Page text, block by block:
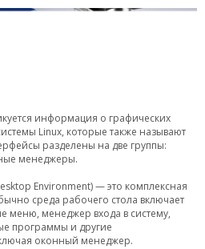
информация о графических
Linux, которые также называют
разделены на две группы:
менеджеры.
Environment) — это комплексная
среда рабочего стола включает
меню, менеджер входа в систему,
программы и другие
оконный менеджер.